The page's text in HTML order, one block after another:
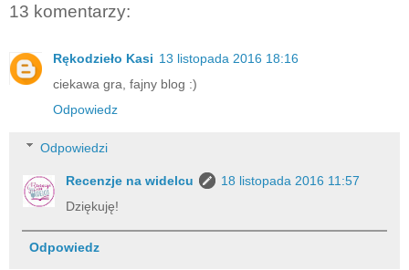
13 komentarzy:
Rękodzieło Kasi 13 listopada 2016 18:16
ciekawa gra, fajny blog :)
Odpowiedz
Odpowiedzi
Recenzje na widelcu
18 listopada 2016 11:57
Dziękuję!
Odpowiedz